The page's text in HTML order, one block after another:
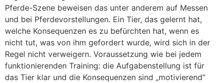
Pferde-Szene beweisen das unter anderem auf Messen
und bei Pferdevorstellungen. Ein Tier, das gelernt hat,
welche Konsequenzen es zu befürchten hat, wenn es
nicht tut, was von ihm gefordert wurde, wird sich in der
Regel nicht verweigern. Voraussetzung wie bei jedem
funktionierenden Training: die Aufgabenstellung ist für
das Tier klar und die Konsequenzen sind „motivierend“